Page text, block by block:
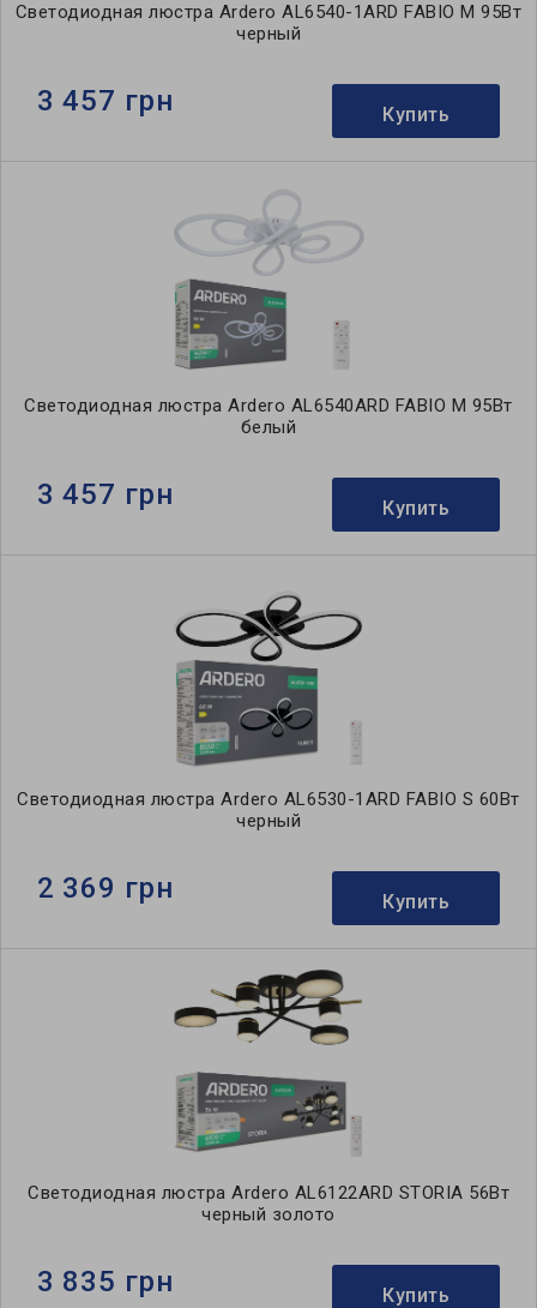
Светодиодная люстра Ardero AL6540-1ARD FABIO M 95Вт
черный
3 457 грн Купить
Светодиодная люстра Ardero AL6540ARD FABIO M 95Вт
белый
3 457 грн Купить
Светодиодная люстра Ardero AL6530-1ARD FABIO S 60Вт
черный
2 369 грн Купить
Светодиодная люстра Ardero AL6122ARD STORIA 56Вт
черный золото
3 835 грн Купить